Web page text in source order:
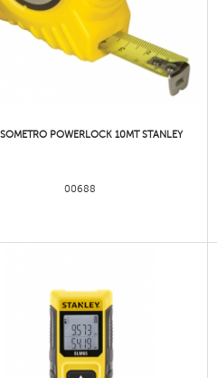
POWERLOCK 10MT STANLEY
00688